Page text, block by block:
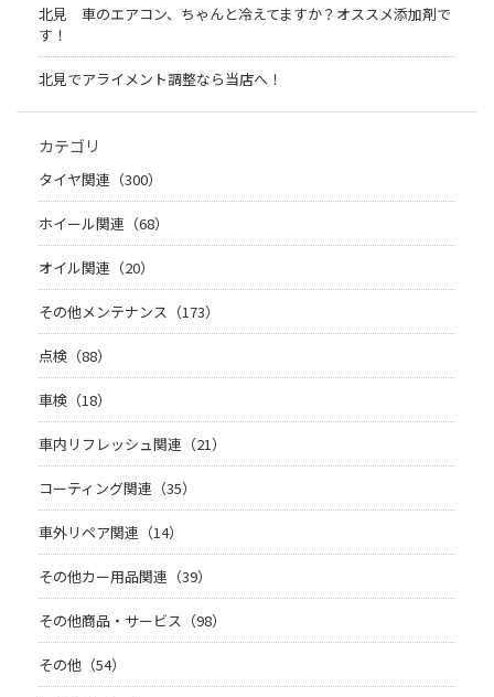
北見 車のエアコン、ちゃんと冷えてますか？オススメ添加剤で
す！
北見でアライメント調整なら当店へ！
カテゴリ
タイヤ関連（300）
ホイール関連（68）
オイル関連（20）
その他メンテナンス（173）
点検（88）
車検（18）
車内リフレッシュ関連（21）
コーティング関連（35）
車外リペア関連（14）
その他カー用品関連（39）
その他商品・サービス（98）
その他（54）